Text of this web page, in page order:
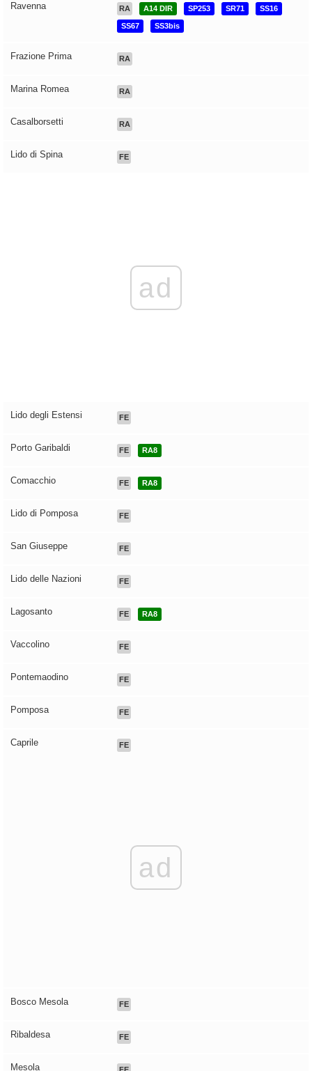
Ravenna RA A14 DIR SP253 SR71 SS16
SS67 SS3bis
Frazione Prima RA
Marina Romea RA
Casalborsetti RA
Lido di Spina FE
ad
Lido degli Estensi FE
Porto Garibaldi FE RA8
Comacchio FE RA8
Lido di Pomposa FE
San Giuseppe FE
Lido delle Nazioni FE
Lagosanto FE RA8
Vaccolino FE
Pontemaodino FE
Pomposa FE
Caprile FE
ad
Bosco Mesola FE
Ribaldesa FE
Mesola